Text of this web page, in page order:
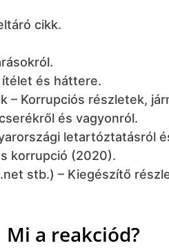
cikk.
ítélet és háttere.
– Korrupciós részletek,
és vagyonról.
letartóztatásról
korrupció (2020).
stb.) – Kiegészítő
Mi a reakciód?